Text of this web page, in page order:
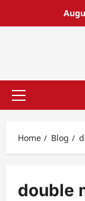
Home Blog
double